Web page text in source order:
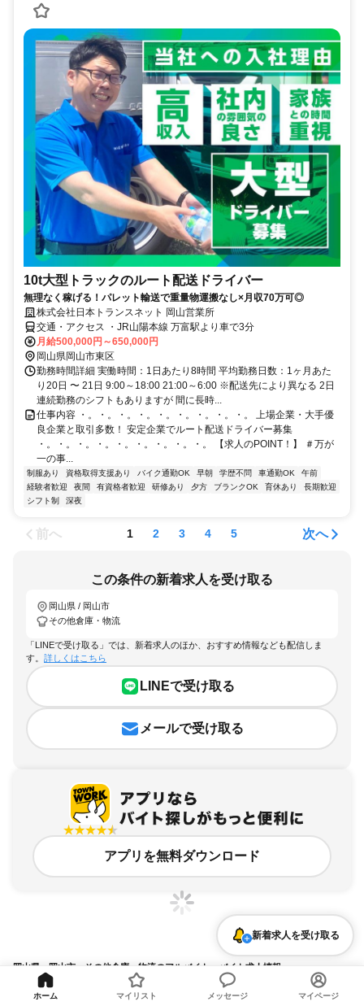
10t大型トラックのルート配送ドライバー
無理なく稼げる！パレット輸送で重量物運搬なし×月収70万可◎
株式会社日本トランスネット 岡山営業所
交通・アクセス ・JR山陽本線 万富駅より車で3分
月給500,000円～650,000円
岡山県岡山市東区
勤務時間詳細 実働時間：1日あたり8時間 平均勤務日数：1ヶ月あた
り20日 〜 21日 9:00～18:00 21:00～6:00 ※配送先により異なる 2日
連続勤務のシフトもありますが 間に長時...
仕事内容 ・。・。・。・。・。・。・。・。・。 上場企業・大手優
良企業と取引多数！ 安定企業でルート配送ドライバー募集
・。・。・。・。・。・。・。・。・。 【求人のPOINT！】 ＃万が
一の事...
制服あり 資格取得支援あり バイク通勤OK 早朝 学歴不問 車通勤OK
午前
経験者歓迎
夜間 有資格者歓迎 研修あり 夕方 ブランクOK 育休あり
長期歓迎
シフト制
深夜
前へ 1 2 3 4 5 次へ
この条件の新着求人を受け取る
岡山県 / 岡山市
その他倉庫・物流
「LINEで受け取る」では、新着求人のほか、おすすめ情報なども配信しま
す。 詳しくはこちら
LINEで受け取る
メールで受け取る
アプリを無料ダウンロード
岡山県、岡山市、その他倉庫・物流のアルバイト・バイト求人情報
求人の詳細を表示
新着求人を受け取る
ホーム マイリスト メッセージ マイページ